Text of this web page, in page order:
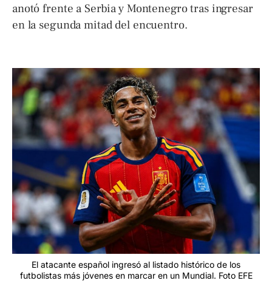
anotó frente a Serbia y Montenegro tras ingresar
en la segunda mitad del encuentro.
El atacante español ingresó al listado histórico de los
futbolistas más jóvenes en marcar en un Mundial. Foto EFE